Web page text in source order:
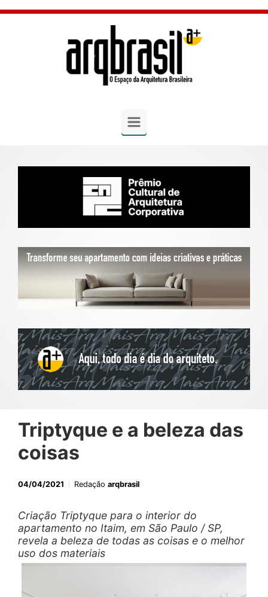
Skip to main content
Triptyque e a beleza das
coisas
04/04/2021 Redação arqbrasil
Criação Triptyque para o interior do
apartamento no Itaim, em São Paulo / SP,
revela a beleza de todas as coisas e o melhor
uso dos materiais